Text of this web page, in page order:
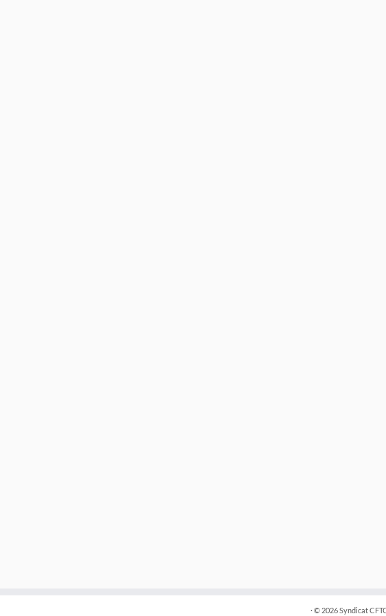
·© 2026Syndicat